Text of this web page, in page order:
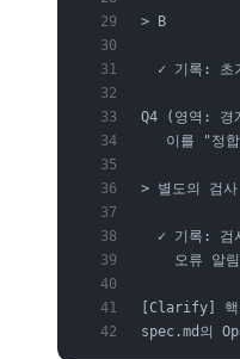
> B
✓ 기록: 초
Q4 (영역: 경
이를 "정
> 별도의 검
✓ 기록: 검
오류 알
[Clarify] 핵
spec.md의